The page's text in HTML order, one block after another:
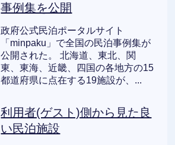
事例集を公開
政府公式民泊ポータルサイト
「minpaku」で全国の民泊事例集が
公開された。 北海道、東北、関
東、東海、近畿、四国の各地方の15
都道府県に点在する19施設が、...
利用者(ゲスト)側から見た良
い民泊施設